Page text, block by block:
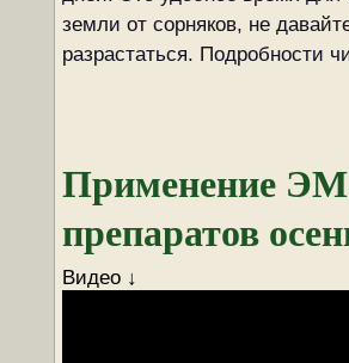
земли от сорняков, не
разрастаться. Подробности
Применение
препаратов
Видео ↓